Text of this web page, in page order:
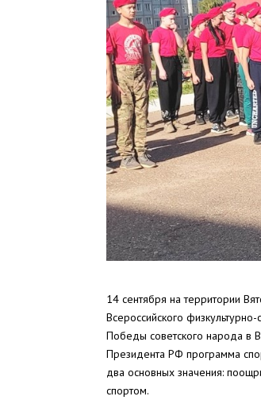
14 сентября на территории
Всероссийского
Победы советского народа в
Президента РФ программа
два основных значения:
спортом.